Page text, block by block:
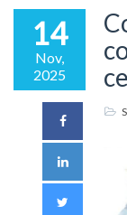
14
Nov,
2025